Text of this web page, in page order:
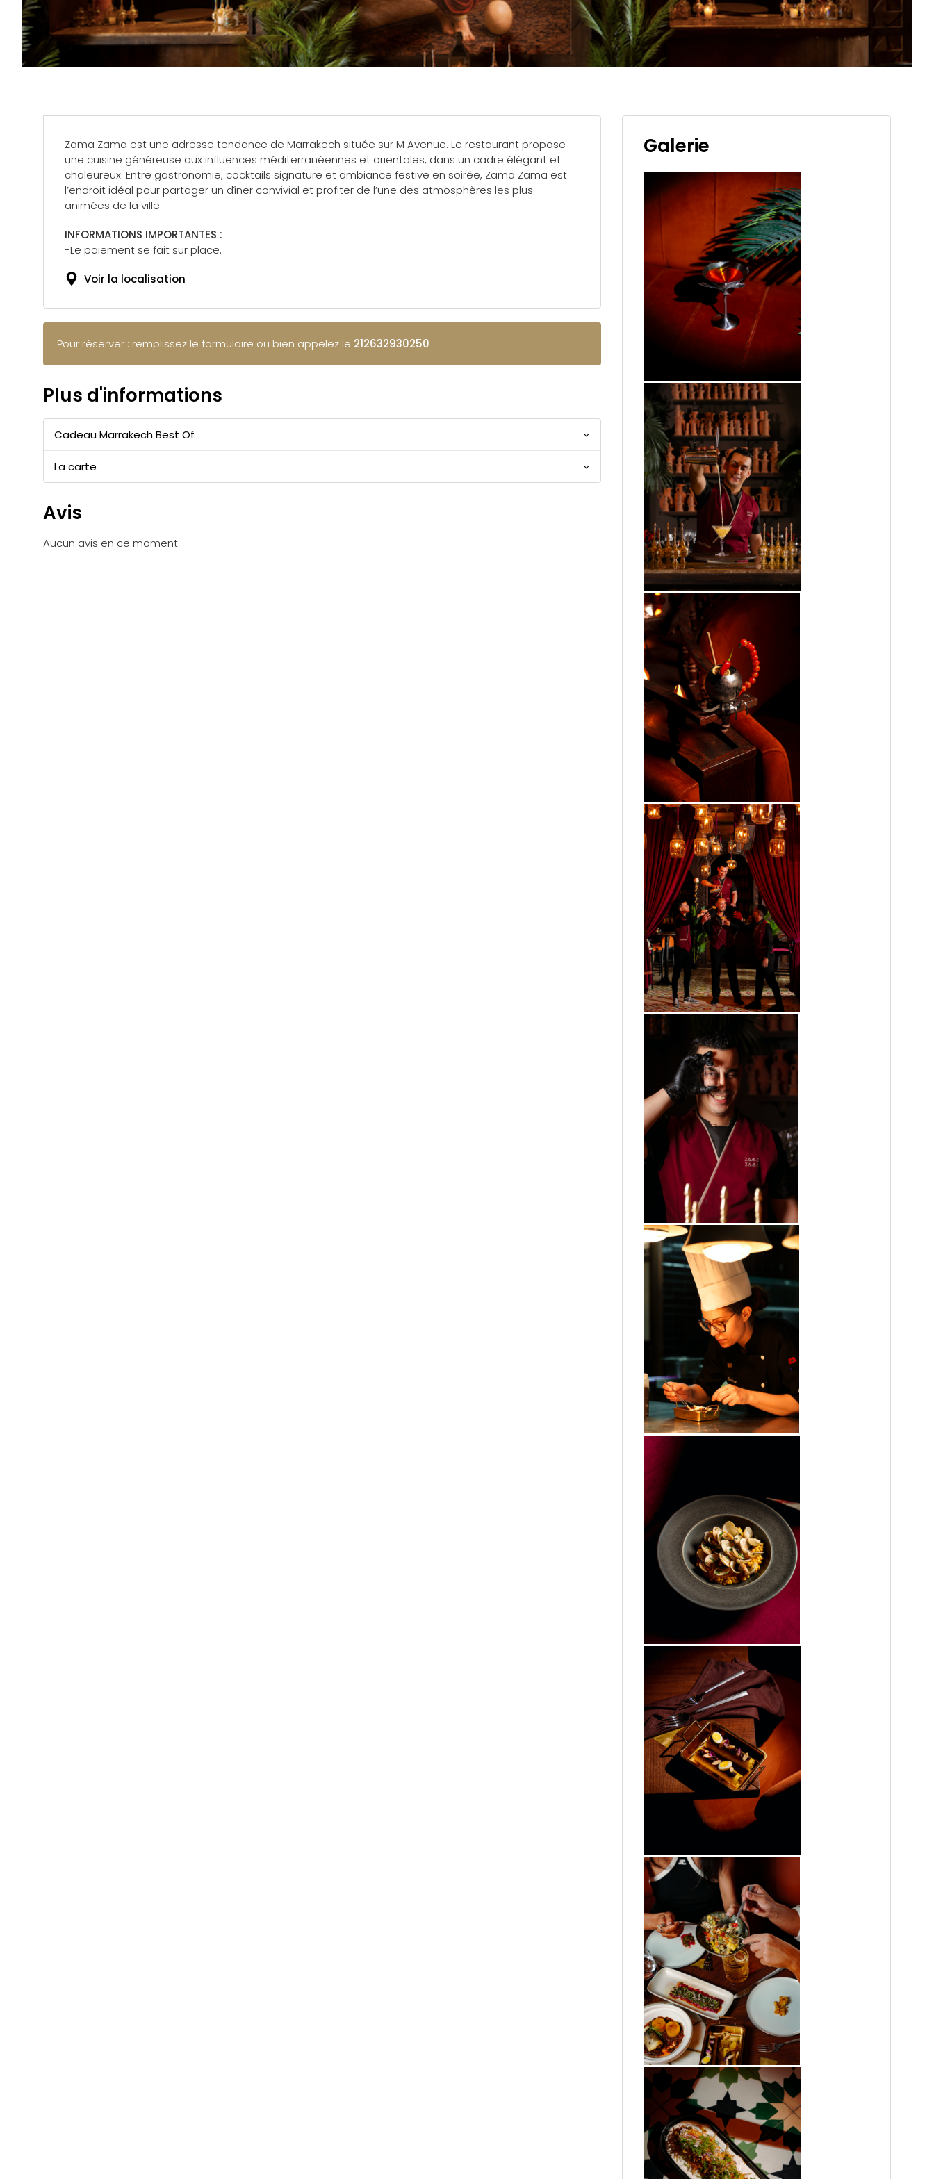
Zama Zama est une adresse tendance de Marrakech située sur M Avenue. Le restaurant propose
une cuisine généreuse aux influences méditerranéennes et orientales, dans un cadre élégant et
chaleureux. Entre gastronomie, cocktails signature et ambiance festive en soirée, Zama Zama est
l’endroit idéal pour partager un dîner convivial et profiter de l’une des atmosphères les plus
animées de la ville.
INFORMATIONS IMPORTANTES :
-Le paiement se fait sur place.
Voir la localisation
Pour réserver : remplissez le formulaire ou bien appelez le 212632930250
Plus d'informations
Cadeau Marrakech Best Of
La carte
Avis
Aucun avis en ce moment.
Galerie